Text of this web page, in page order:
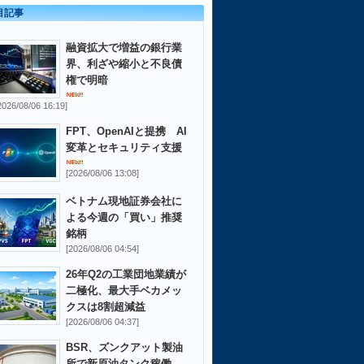
記事
融資拡大で増益の銀行業
界、利ざや縮小と不良債
権で明暗
08/06 16:19]
FPT、OpenAIと提携 AI
変革とセキュリティ支援
[2026/08/06 13:08]
ベトナム現地証券会社に
よる今週の「買い」推奨
銘柄
[2026/08/06 04:54]
26年Q2の工業団地業績が
二極化、最大手ベカメッ
クスは8割超減益
[2026/08/06 04:37]
BSR、ズンクアット製油